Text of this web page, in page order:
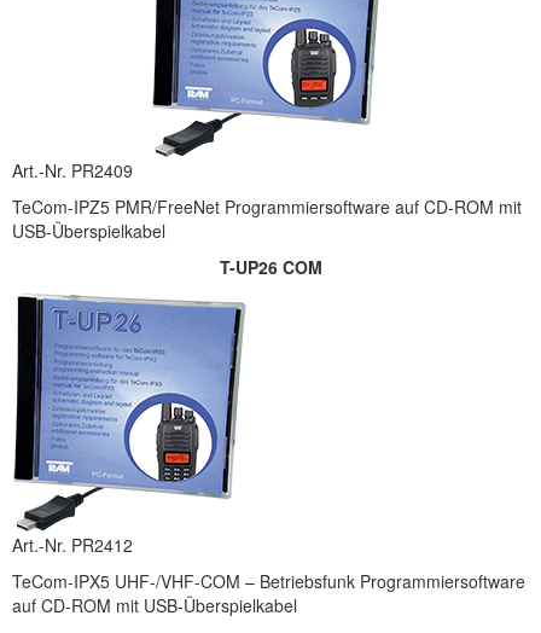
Art.-Nr. PR2409
TeCom-IPZ5 PMR/FreeNet Programmiersoftware auf CD-ROM mit
USB-Überspielkabel
T-UP26 COM
Art.-Nr. PR2412
TeCom-IPX5 UHF-/VHF-COM – Betriebsfunk Programmiersoftware
auf CD-ROM mit USB-Überspielkabel